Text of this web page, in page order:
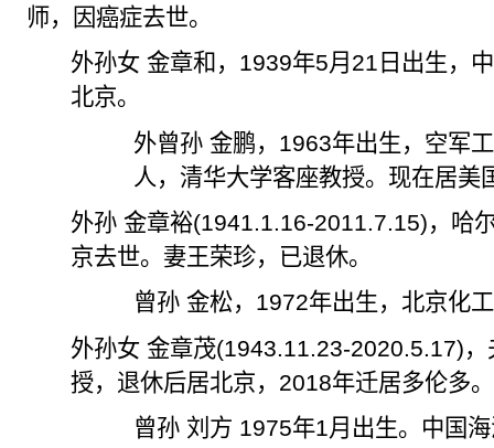
师，因癌症去世。
外孙女 金章和， 1939年5月 21 日出生，
北京。
外曾孙 金鹏， 1963年出生，空军
人，清华大学客座教授。现在居美
外孙金章裕(1941.1.16-2011.7.15)，哈
京去世。妻王荣珍，已退休。
曾孙 金松， 1972年出生，北京化
外孙女 金章茂(1943.11.23-2020.5.17)
授，退休后居北京， 2018年迁居多伦多。
曾孙 刘方 1975年1月出生。中国